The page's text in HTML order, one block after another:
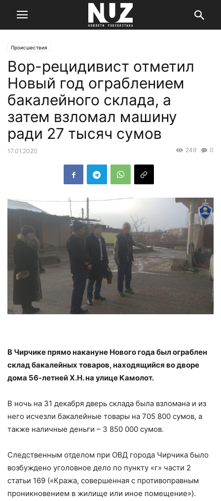
Происшествия
Вор-рецидивист отметил
Новый год ограблением
бакалейного склада, а
затем взломал машину
ради 27 тысяч сумов
17.01.2020 0
249
В Чирчике прямо накануне Нового года был ограблен
склад бакалейных товаров, находящийся во дворе
дома 56-летней Х.Н. на улице Камолот.
В ночь на 31 декабря дверь склада была взломана и из
него исчезли бакалейные товары на 705 800 сумов, а
также наличные деньги – 3 850 000 сумов.
Следственным отделом при ОВД города Чирчика было
возбуждено уголовное дело по пункту «г» части 2
статьи 169 («Кража, совершенная с противоправным
проникновением в жилище или иное помещение»).